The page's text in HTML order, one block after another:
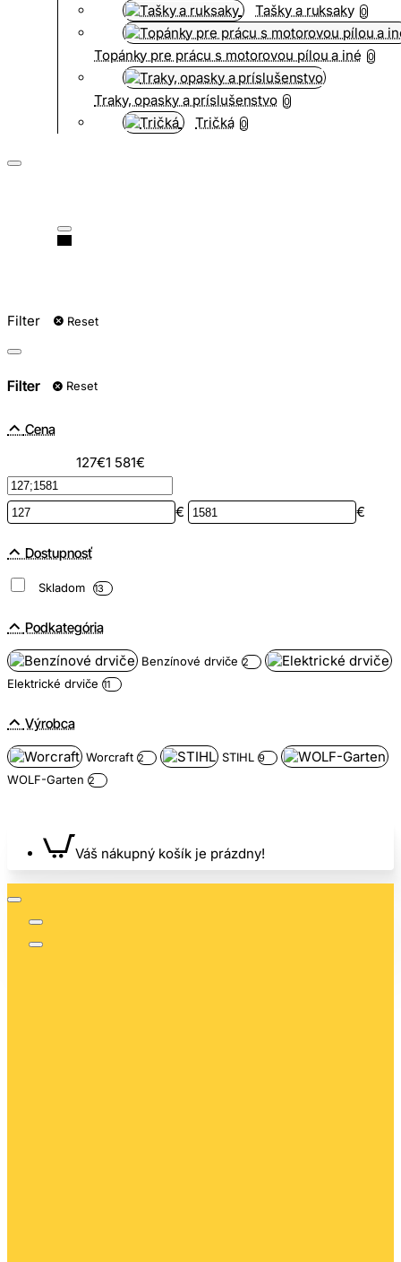
Tašky a ruksaky 0
Topánky pre prácu s motorovou pílou a iné 0
Traky, opasky a príslušenstvo 0
Tričká 0
Filter Reset
Filter Reset
Cena
127€1 581€
€ €
Dostupnosť
Skladom 13
Podkategória
Benzínové drviče 2
Elektrické drviče 11
Výrobca
Worcraft 2 STIHL 9
WOLF-Garten 2
Váš nákupný košík je prázdny!